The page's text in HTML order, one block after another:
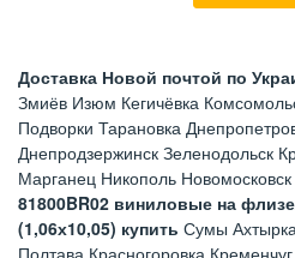
Доставка Новой почтой по
Змиёв Изюм Кегичёвка
Подворки Тарановка
Днепродзержинск Зеленодольск
Марганец Никополь
81800BR02 виниловые на
(1,06х10,05) купить Сумы
Полтава Красногоровка